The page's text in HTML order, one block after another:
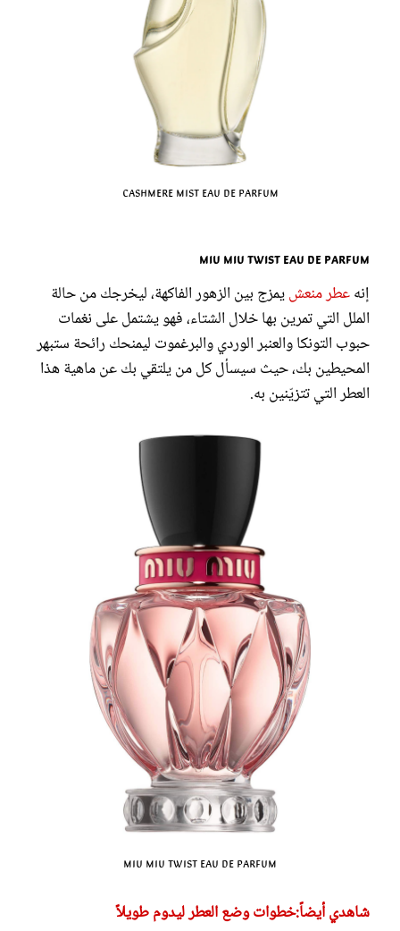
Cashmere Mist Eau de Parfum
Miu Miu Twist Eau de Parfum
إنهعطر منعشيمزج بين الزهور الفاكهة، ليخرجك من حالة
الملل التي تمرين بها خلال الشتاء، فهو يشتمل على نغمات
حبوب التونكا والعنبر الوردي والبرغموت ليمنحك رائحة ستبهر
المحيطين بك، حيث سيسأل كل من يلتقي بك عن ماهية هذا
العطر التي تتزيّنين به.
Miu Miu Twist Eau de Parfum
شاهدي أيضاً:خطوات وضع العطر ليدوم طويلاً